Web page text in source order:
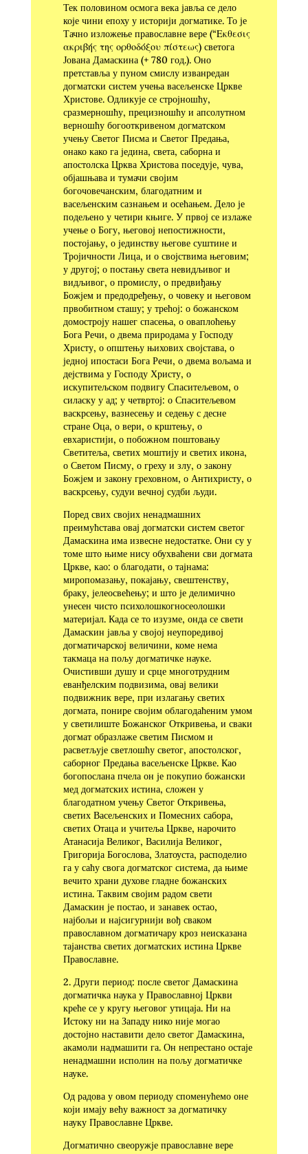
Тек половином осмога века јавља се дело
које чини епоху у историји догматике. То је
Тачно изложење православне вере (“Εκθεσις
ακριβής της ορθοδόξου πίστεως) светога
Јована Дамаскина (+ 780 год.). Оно
претставља у пуном смислу изванредан
догматски систем учења васељенске Цркве
Христове. Одликује се стројношћу,
сразмерношћу, прецизношћу и апсолутном
верношћу богооткривеном догматском
учењу Светог Писма и Светог Предања,
онако како га једина, света, саборна и
апостолска Црква Христова поседује, чува,
објашњава и тумачи својим
богочовечанским, благодатним и
васељенским сазнањем и осећањем. Дело је
подељено у четири књиге. У првој се излаже
учење о Богу, његовој непостижности,
постојању, о јединству његове суштине и
Тројичности Лица, и о својствима његовим;
у другој; о постању света невидљивог и
видљивог, о промислу, о предвиђању
Божјем и предодређењу, о човеку и његовом
првобитном сташу; у трећој: о божанском
домостроју нашег спасења, о оваплоћењу
Бога Речи, о двема природама у Господу
Христу, о општењу њихових својстава, о
једној ипостаси Бога Речи, о двема вољама и
дејствима у Господу Христу, о
искупитељском подвигу Спаситељевом, о
силаску у ад; у четвртој: о Спаситељевом
васкрсењу, вазнесењу и седењу с десне
стране Оца, о вери, о крштењу, о
евхаристији, о побожном поштовању
Светитеља, светих моштију и светих икона,
о Светом Писму, о греху и злу, о закону
Божјем и закону греховном, о Антихристу, о
васкрсењу, судуи вечној судби људи.
Поред свих својих ненадмашних
преимућстава овај дог­матски систем светог
Дамаскина има извесне недостатке. Они су у
томе што њиме нису обухваћени сви догмата
Цр­кве, као: о благодати, о тајнама:
миропомазању, покајању, свештенству,
браку, јелеосвећењу; и што је делимично
унесен чисто психолошкогносеолошки
материјал. Када се то изузме, онда се свети
Дамаскин јавља у својој неупоредивој
догматичарској величини, коме нема
такмаца на пољу догматичке науке.
Очистивши душу и срце многотрудним
еванђелским подвизима, овај велики
подвижник вере, при излагању светих
догмата, понире својим облагодаћеним умом
у светилиште Божанског Откривења, и сваки
догмат образлаже светим Писмом и
расветљује светлошћу светог, апостолског,
саборног Предања васељенске Цркве. Као
богопослана пчела он је покупио божански
мед догматских истина, сло­жен у
благодатном учењу Светог Откривења,
светих Васељенских и Помесних сабора,
светих Отаца и учитеља Цркве, нарочито
Атанасија Великог, Василија Великог,
Григорија Богослова, Златоуста, расподелио
га у саћу свога догматског система, да њиме
вечито храни духове гладне божанских
истина. Таквим својим радом свети
Дамаскин је постао, и занавек остао,
најбољи и најсигурнији вођ сваком
православном догматичару кроз неисказана
тајанства светих догмат­ских истина Цркве
Православне.
2. Други период: после светог Дамаскина
догматичка наука у Православној Цркви
креће се у кругу његовог утицаја. Ни на
Истоку ни на Западу нико није могао
достојно наставити дело светог Дамаскина,
акамоли надмашити га. Он непрестано остаје
ненадмашни исполин на пољу догматичке
науке.
Од радова у овом периоду споменућемо оне
који имају већу важност за догматичку
науку Православне Цркве.
Догматично свеоружје православне вере